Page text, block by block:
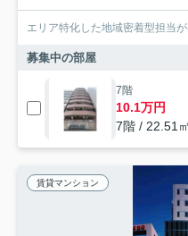
エリア特化した地域密着型担当
募集中の部屋
7階
10.1万円
7階 / 22.51
賃貸マンション